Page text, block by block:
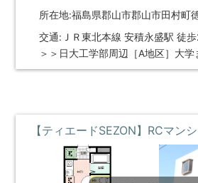
所在地:福島県郡山市郡山市田村町
交通:ＪＲ東北本線 安積永盛駅 徒
＞＞日大工学部周辺［A地区］大学